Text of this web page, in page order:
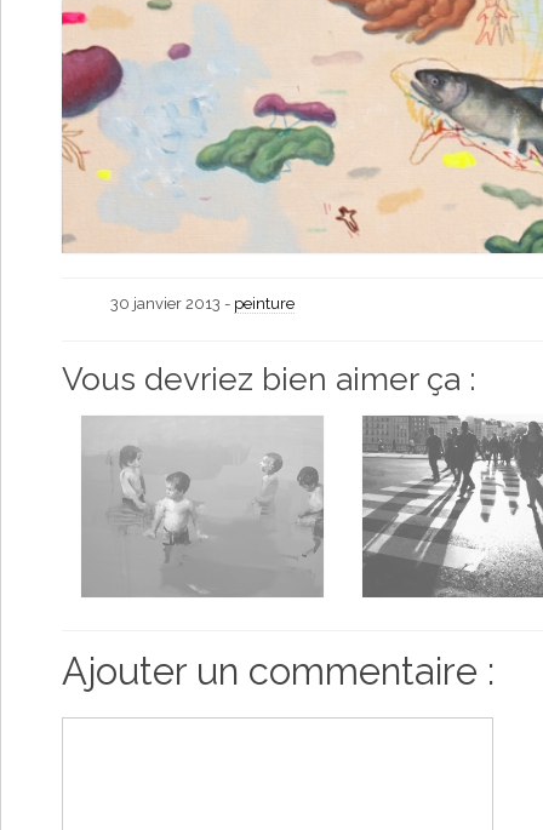
30 janvier 2013 - peinture
Vous devriez bien aimer ça :
Ajouter un commentaire :